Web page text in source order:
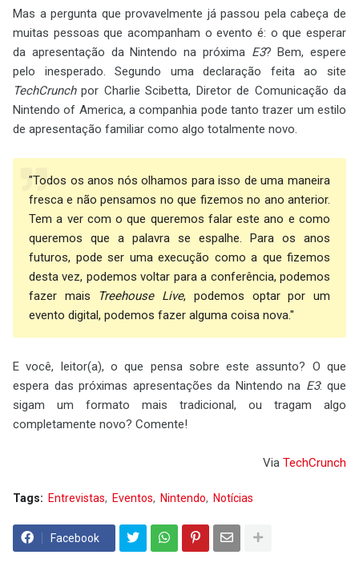
Mas a pergunta que provavelmente já passou pela cabeça de
muitas pessoas que acompanham o evento é: o que esperar
da apresentação da Nintendo na próxima E3? Bem, espere
pelo inesperado. Segundo uma declaração feita ao site
TechCrunchpor Charlie Scibetta, Diretor de Comunicação da
Nintendo of America, a companhia pode tanto trazer um estilo
de apresentação familiar como algo totalmente novo.
"Todos os anos nós olhamos para isso de uma maneira
fresca e não pensamos no que fizemos no ano anterior.
Tem a ver com o que queremos falar este ano e como
queremos que a palavra se espalhe. Para os anos
futuros, pode ser uma execução como a que fizemos
desta vez, podemos voltar para a conferência, podemos
fazer mais
Treehouse Live, podemos optar por um
evento digital, podemos fazer alguma coisa nova."
E você, leitor(a), o que pensa sobre este assunto? O que
espera das próximas apresentações da Nintendo na E3: que
sigam um formato mais tradicional, ou tragam algo
completamente novo? Comente!
Via TechCrunch
Tags: Entrevistas Eventos Nintendo Notícias
Facebook